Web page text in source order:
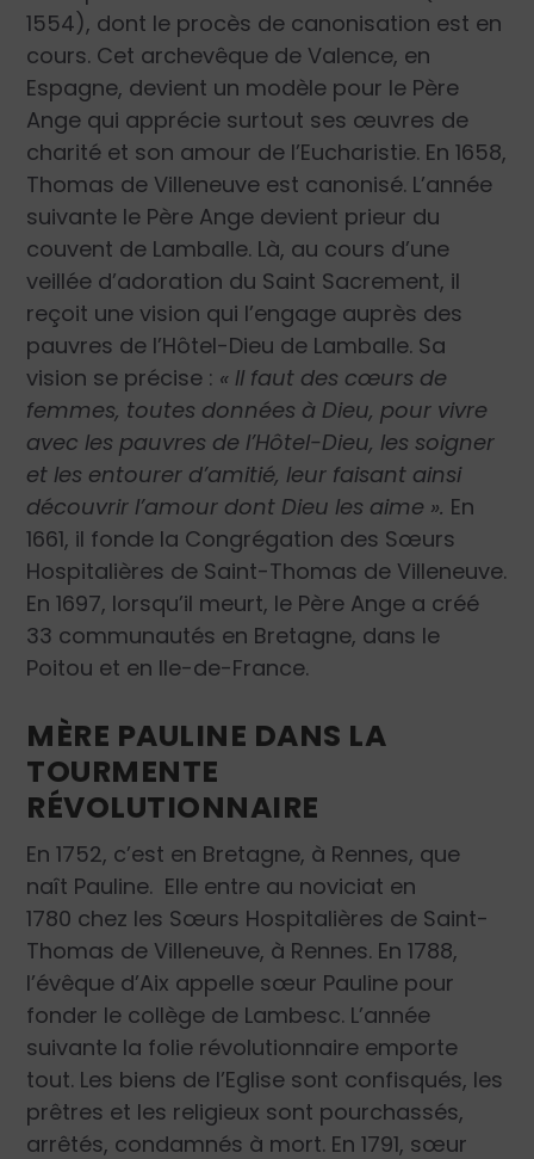
1554), dont le procès de canonisation est en
cours. Cet archevêque de Valence, en
Espagne, devient un modèle pour le Père
Ange qui apprécie surtout ses œuvres de
charité et son amour de l’Eucharistie. En 1658,
Thomas de Villeneuve est canonisé. L’année
suivante le Père Ange devient prieur du
couvent de Lamballe. Là, au cours d’une
veillée d’adoration du Saint Sacrement, il
reçoit une vision qui l’engage auprès des
pauvres de l’Hôtel-Dieu de Lamballe. Sa
vision se précise : « Il faut des cœurs de
femmes, toutes données à Dieu, pour vivre
avec les pauvres de l’Hôtel-Dieu, les soigner
et les entourer d’amitié, leur faisant ainsi
découvrir l’amour dont Dieu les aime ». En
1661, il fonde la Congrégation des Sœurs
Hospitalières de Saint-Thomas de Villeneuve.
En 1697, lorsqu’il meurt, le Père Ange a créé
33 communautés en Bretagne, dans le
Poitou et en Ile-de-France.
MÈRE PAULINE DANS LA
TOURMENTE
RÉVOLUTIONNAIRE
En 1752, c’est en Bretagne, à Rennes, que
naît Pauline. Elle entre au noviciat en
1780 chez les Sœurs Hospitalières de Saint-
Thomas de Villeneuve, à Rennes. En 1788,
l’évêque d’Aix appelle sœur Pauline pour
fonder le collège de Lambesc. L’année
suivante la folie révolutionnaire emporte
tout. Les biens de l’Eglise sont confisqués, les
prêtres et les religieux sont pourchassés,
arrêtés, condamnés à mort. En 1791, sœur